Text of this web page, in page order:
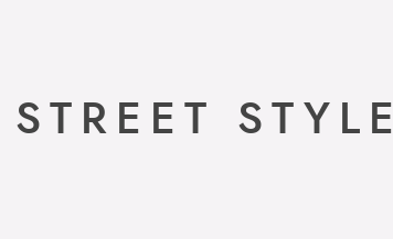
STREET STYLE